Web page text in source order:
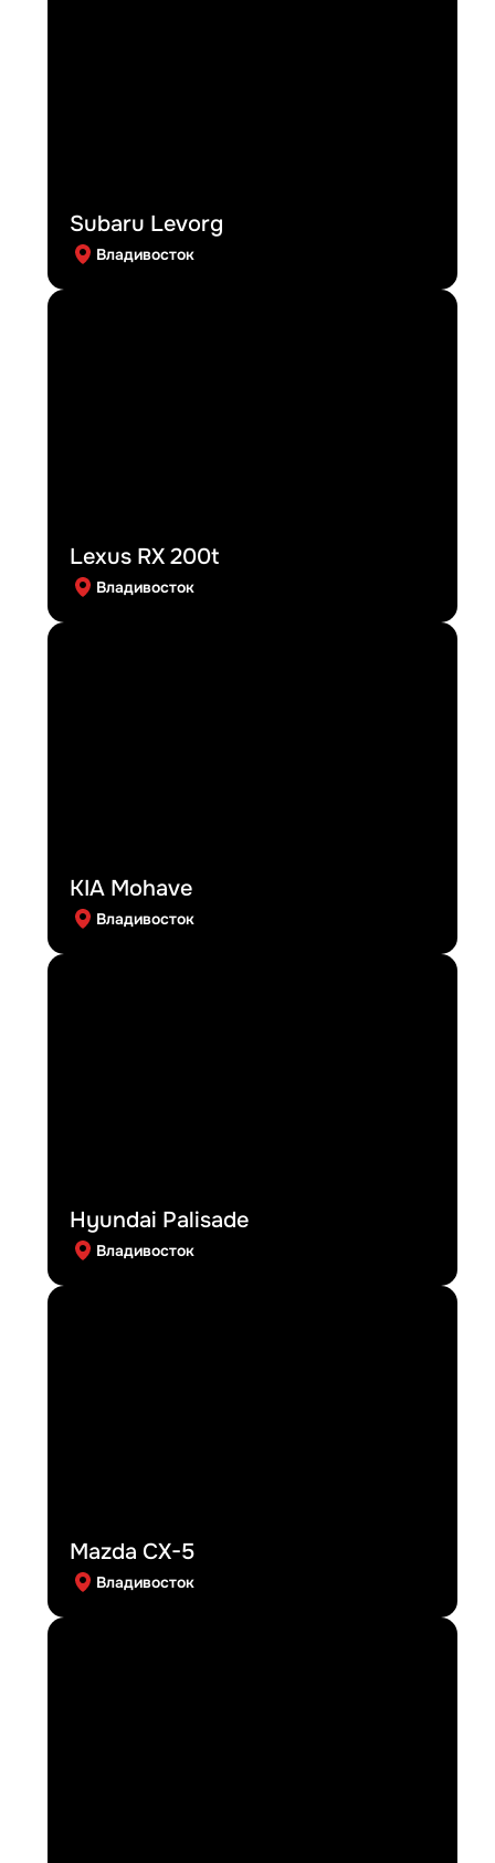
Subaru Levorg
Владивосток
Lexus RX 200t
Владивосток
KIA Mohave
Владивосток
Hyundai Palisade
Владивосток
Mazda CX-5
Владивосток